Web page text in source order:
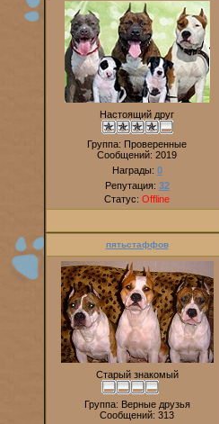
Настоящий друг
Группа: Проверенные
Сообщений: 2019
Награды: 0
Репутация: 32
Статус: Offline
пятьстаффов
Старый знакомый
Группа: Верные друзья
Сообщений: 313